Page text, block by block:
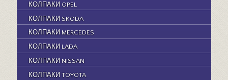
КОЛПАКИ OPEL
КОЛПАКИ SKODA
КОЛПАКИ MERCEDES
КОЛПАКИ LADA
КОЛПАКИ NISSAN
КОЛПАКИ TOYOTA